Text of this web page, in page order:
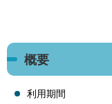
概要
利用期間